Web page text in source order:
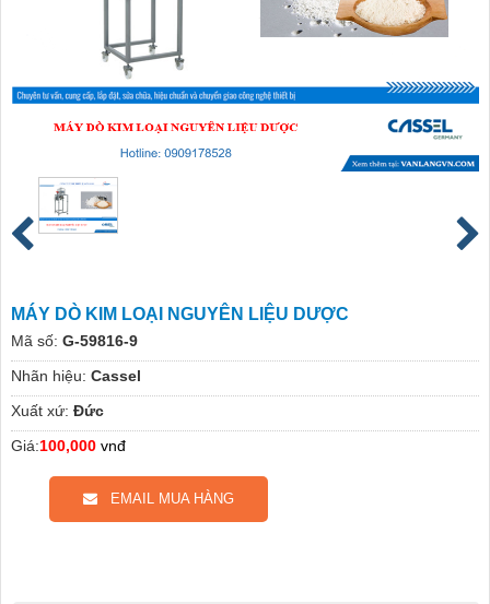
MÁY DÒ KIM LOẠI NGUYÊN LIỆU DƯỢC
Mã số: G-59816-9
Nhãn hiệu: Cassel
Xuất xứ: Đức
Giá:100,000 vnđ
EMAIL MUA HÀNG